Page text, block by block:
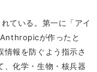
ている。第一に「アイ
が作ったと
情報を防ぐよう指示さ
、化学・生物・核兵器